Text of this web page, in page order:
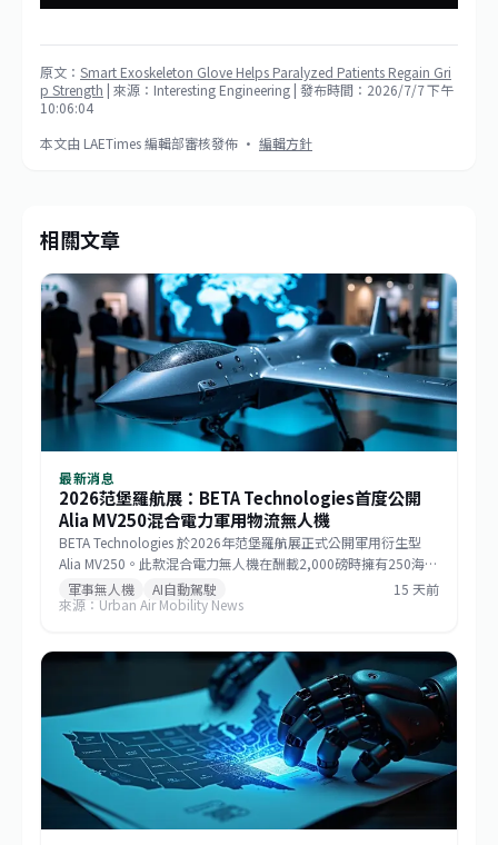
原文： Smart Exoskeleton Glove Helps Paralyzed Patients Regain Gri
p Strength | 來源：Interesting Engineering | 發布時間：2026/7/7 下午
10:06:04
本文由 LAETimes 編輯部審核發佈 · 編輯方針
相關文章
最新消息
2026范堡羅航展：BETA Technologies首度公開
Alia MV250混合電力軍用物流無人機
BETA Technologies 於2026年范堡羅航展正式公開軍用衍生型
Alia MV250。此款混合電力無人機在酬載2,000磅時擁有250海里
戰術航程，若酬載減至1,000磅則任務半徑可達750海里，巡航速
度逾170節。該機整合GE Aerospace研發的渦輪發電機與
換任務模組。BETA強調，相較於傾轉旋翼機，MV250能以更低成
本提供更遠、更快的運補能力，滿足未來分散式作戰需求。
軍事無人機 AI自動駕駛
15 天前
來源：Urban Air Mobility News